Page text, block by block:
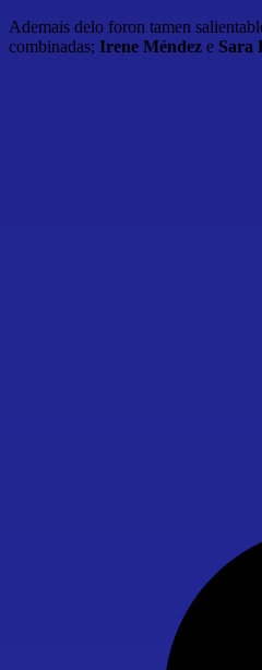
Ademais delo foron tamen
combinadas; Irene Méndez e Sara